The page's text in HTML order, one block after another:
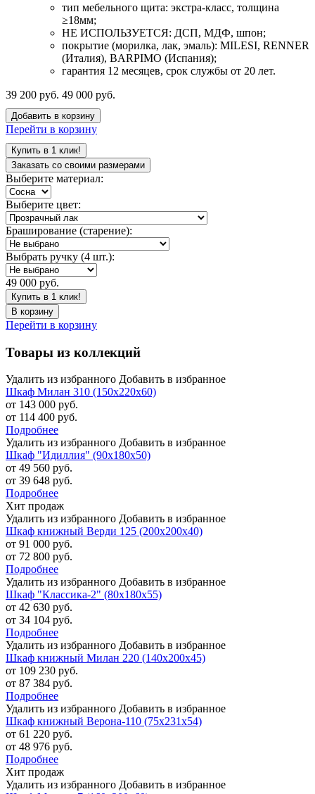
тип мебельного щита: экстра-класс, толщина
≥18мм;
НЕ ИСПОЛЬЗУЕТСЯ: ДСП, МДФ, шпон;
покрытие (морилка, лак, эмаль): MILESI, RENNER
(Италия), BARPIMO (Испания);
гарантия 12 месяцев, срок службы от 20 лет.
39 200 руб. 49 000 руб.
Добавить в корзину
Перейти в корзину
Купить в 1 клик!
Заказать со своими размерами
Выберите материал:
Выберите цвет:
Браширование (старение):
Выбрать ручку (4 шт.):
49 000 руб.
Купить в 1 клик!
В корзину
Перейти в корзину
Товары из коллекций
Удалить из избранного Добавить в избранное
Шкаф Милан 310 (150х220х60)
от 143 000 руб.
от 114 400 руб.
Подробнее
Удалить из избранного Добавить в избранное
Шкаф "Идиллия" (90х180х50)
от 49 560 руб.
от 39 648 руб.
Подробнее
Хит продаж
Удалить из избранного Добавить в избранное
Шкаф книжный Верди 125 (200х200х40)
от 91 000 руб.
от 72 800 руб.
Подробнее
Удалить из избранного Добавить в избранное
Шкаф "Классика-2" (80х180х55)
от 42 630 руб.
от 34 104 руб.
Подробнее
Удалить из избранного Добавить в избранное
Шкаф книжный Милан 220 (140х200х45)
от 109 230 руб.
от 87 384 руб.
Подробнее
Удалить из избранного Добавить в избранное
Шкаф книжный Верона-110 (75х231х54)
от 61 220 руб.
от 48 976 руб.
Подробнее
Хит продаж
Удалить из избранного Добавить в избранное